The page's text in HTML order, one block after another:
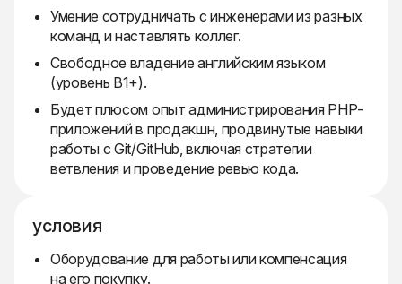
Умение сотрудничать с инженерами из разных
команд и наставлять коллег.
Свободное владение английским языком
(уровень B1+).
Будет плюсом опыт администрирования PHP-
приложений в продакшн, продвинутые навыки
работы с Git/GitHub, включая стратегии
ветвления и проведение ревью кода.
условия
Оборудование для работы или компенсация
на его покупку.